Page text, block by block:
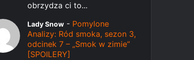
obrzydza ci to...
Lady Snow - Pomylone
Analizy: Ród smoka, sezon 3,
odcinek 7 – „Smok w zimie”
[SPOILERY]